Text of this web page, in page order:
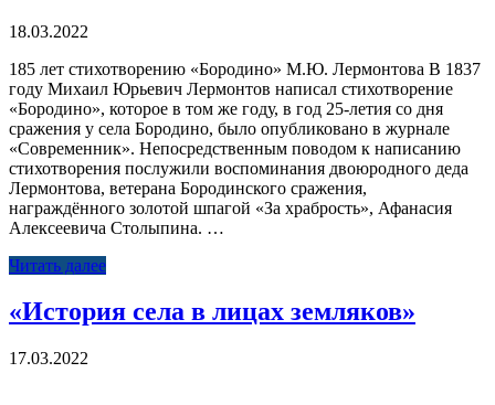
18.03.2022
185 лет стихотворению «Бородино» М.Ю. Лермонтова В 1837
году Михаил Юрьевич Лермонтов написал стихотворение
«Бородино», которое в том же году, в год 25-летия со дня
сражения у села Бородино, было опубликовано в журнале
«Современник». Непосредственным поводом к написанию
стихотворения послужили воспоминания двоюродного деда
Лермонтова, ветерана Бородинского сражения,
награждённого золотой шпагой «За храбрость», Афанасия
Алексеевича Столыпина. …
Читать далее
«История села в лицах земляков»
17.03.2022